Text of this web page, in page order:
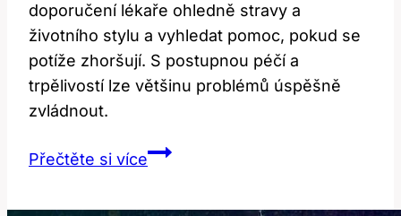
doporučení lékaře ohledně stravy a
životního stylu a vyhledat pomoc, pokud se
potíže zhoršují. S postupnou péčí a
trpělivostí lze většinu problémů úspěšně
zvládnout.
Přečtěte si vícePotíže